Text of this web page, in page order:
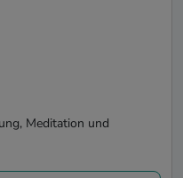
Meditation und